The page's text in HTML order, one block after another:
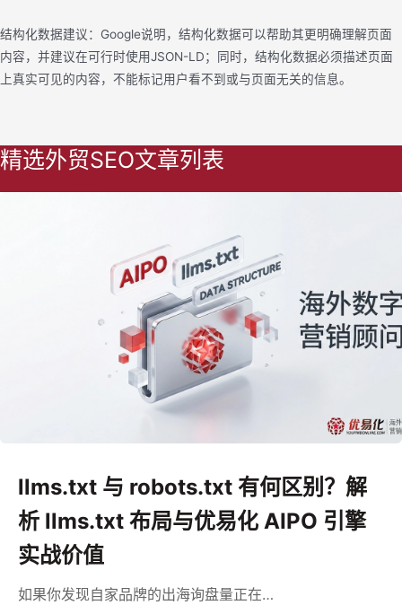
结构化数据建议：Google说明，结构化数据可以帮助其更明确理解页面
内容，并建议在可行时使用JSON-LD；同时，结构化数据必须描述页面
上真实可见的内容，不能标记用户看不到或与页面无关的信息。
精选外贸SEO文章列表
llms.txt 与 robots.txt 有何区别？解
析 llms.txt 布局与优易化 AIPO 引擎
实战价值
如果你发现自家品牌的出海询盘量正在…